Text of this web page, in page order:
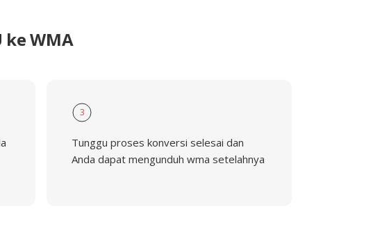
ke WMA
3
Tunggu proses konversi selesai dan
Anda dapat mengunduh wma setelahnya